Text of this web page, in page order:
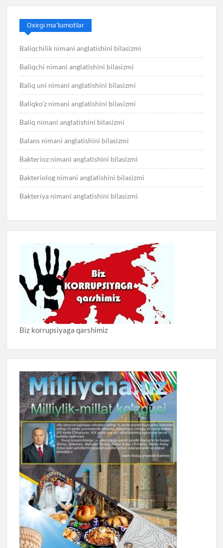
Oxirgi ma’lumotlar
Baliqchilik nimani anglatishini bilasizmi
Baliqchi nimani anglatishini bilasizmi
Baliq uni nimani anglatishini bilasizmi
Baliqko’z nimani anglatishini bilasizmi
Baliq nimani anglatishini bilasizmi
Balans nimani anglatishini bilasizmi
Bakterioz nimani anglatishini bilasizmi
Bakteriolog nimani anglatishini bilasizmi
Bakteriya nimani anglatishini bilasizmi
Biz korrupsiyaga qarshimiz